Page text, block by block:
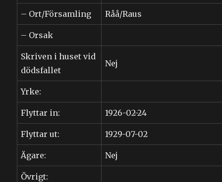
– Ort/Församling Råå/Raus
– Orsak
Skriven i huset vid
dödsfallet
Nej
Yrke:
Flyttar in: 1926-02-24
Flyttar ut: 1929-07-02
Ägare: Nej
Övrigt: